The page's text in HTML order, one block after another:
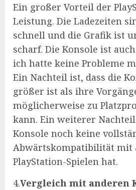
Ein großer Vorteil der
Leistung. Die Ladezeiten
schnell und die Grafik ist
scharf. Die Konsole ist
ich hatte keine Probleme
Ein Nachteil ist, dass die
größer ist als ihre
möglicherweise zu
kann. Ein weiterer
Konsole noch keine
Abwärtskompatibilität mit
PlayStation-Spielen hat.
4.Vergleich mit anderen